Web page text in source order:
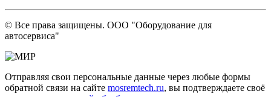
© Все права защищены. ООО "Оборудование для
автосервиса"
Отправляя свои персональные данные через любые формы
обратной связи на сайте mosremtech.ru, вы подтверждаете своё